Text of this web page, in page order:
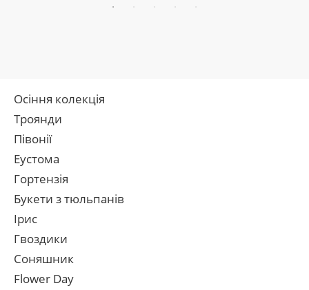
Осіння колекція
Троянди
Півонії
Еустома
Гортензія
Букети з тюльпанів
Ірис
Гвоздики
Соняшник
Flower Day